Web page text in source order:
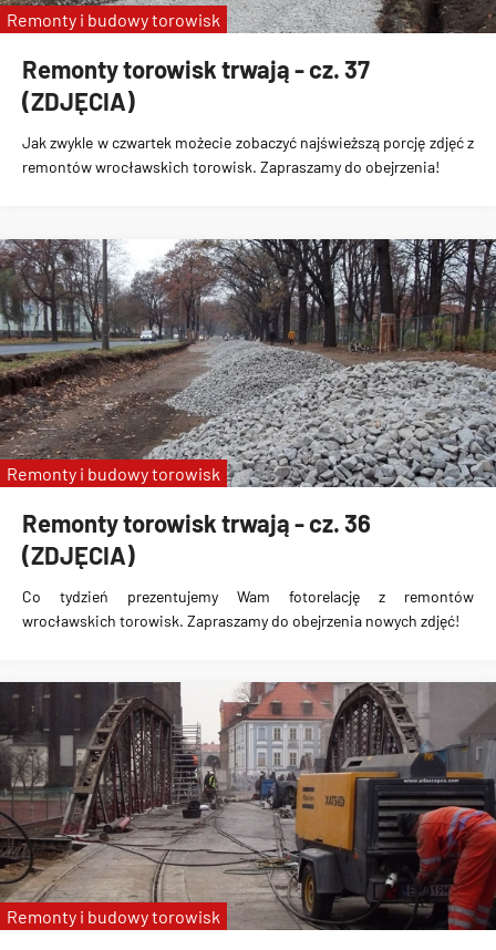
Remonty torowisk trwają - cz. 37
(ZDJĘCIA)
Jak zwykle w czwartek możecie zobaczyć najświeższą porcję zdjęć z
remontów wrocławskich torowisk. Zapraszamy do obejrzenia!
Remonty i budowy torowisk
Remonty torowisk trwają - cz. 36
(ZDJĘCIA)
Co tydzień prezentujemy Wam fotorelację z remontów
wrocławskich torowisk. Zapraszamy do obejrzenia nowych zdjęć!
Remonty i budowy torowisk
Remonty i budowy torowisk